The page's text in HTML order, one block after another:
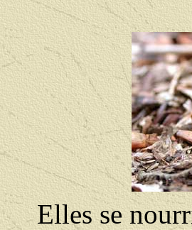
Elles se